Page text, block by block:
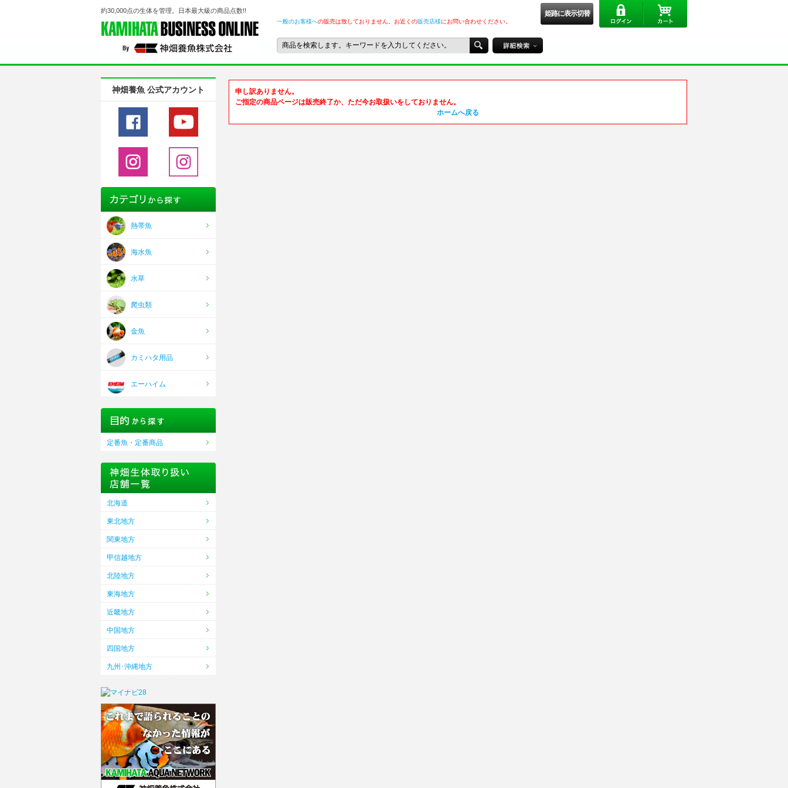
約30,000点の生体を管理。日本最大級の商品点数!! 姫路に表示切替
一般のお客様への販売は致しておりません。お近くの販売店様にお問い合わせください。
申し訳ありません。
ご指定の商品ページは販売終了か、ただ今お取扱いをしておりません。
ホームへ戻る
神畑養魚 公式アカウント
熱帯魚
海水魚
水草
爬虫類
金魚
カミハタ用品
エーハイム
定番魚・定番商品
北海道
東北地方
関東地方
甲信越地方
北陸地方
東海地方
近畿地方
中国地方
四国地方
九州･沖縄地方